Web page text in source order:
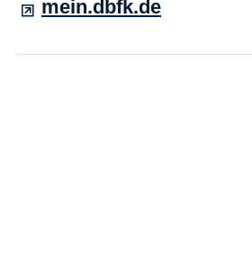
mein.dbfk.de